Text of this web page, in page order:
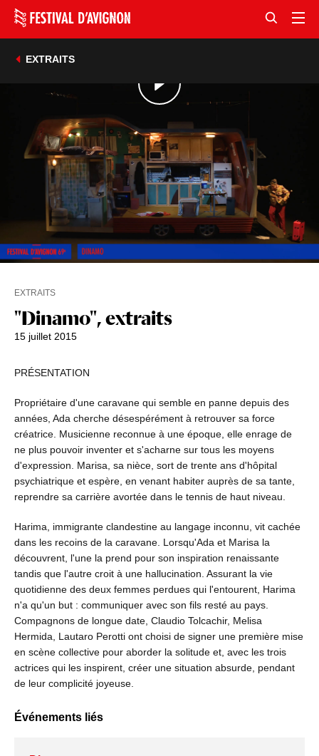
EXTRAITS
"Dinamo", extraits
15 juillet 2015
EXTRAITS
PRÉSENTATION
Propriétaire d'une caravane qui semble en panne depuis des
années, Ada cherche désespérément à retrouver sa force
créatrice. Musicienne reconnue à une époque, elle enrage de
ne plus pouvoir inventer et s'acharne sur tous les moyens
d'expression. Marisa, sa nièce, sort de trente ans d'hôpital
psychiatrique et espère, en venant habiter auprès de sa tante,
reprendre sa carrière avortée dans le tennis de haut niveau.
Harima, immigrante clandestine au langage inconnu, vit cachée
dans les recoins de la caravane. Lorsqu'Ada et Marisa la
découvrent, l'une la prend pour son inspiration renaissante
tandis que l'autre croit à une hallucination. Assurant la vie
quotidienne des deux femmes perdues qui l'entourent, Harima
n'a qu'un but : communiquer avec son fils resté au pays.
Compagnons de longue date, Claudio Tolcachir, Melisa
Hermida, Lautaro Perotti ont choisi de signer une première mise
en scène collective pour aborder la solitude et, avec les trois
actrices qui les inspirent, créer une situation absurde, pendant
de leur complicité joyeuse.
Événements liés